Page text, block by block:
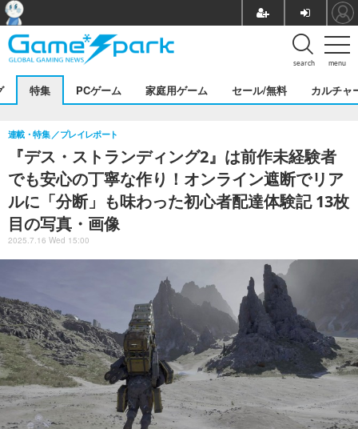
menu
search
特集 PCゲーム 家庭用ゲーム セール/無料 カルチャ
『デス・ストランディング2』は前作未経験者
でも安心の丁寧な作り！オンライン遮断でリア
ルに「分断」も味わった初心者配達体験記 13枚
目の写真・画像
連載・特集 プレイレポート
2025.7.16 Wed 15:00